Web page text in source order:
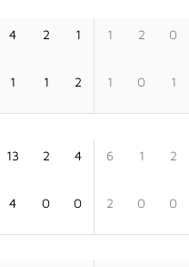
4 2 1 1 2 0
1 1 2 1 0 1
13 2 4 6 1 2
4 0 0 2 0 0